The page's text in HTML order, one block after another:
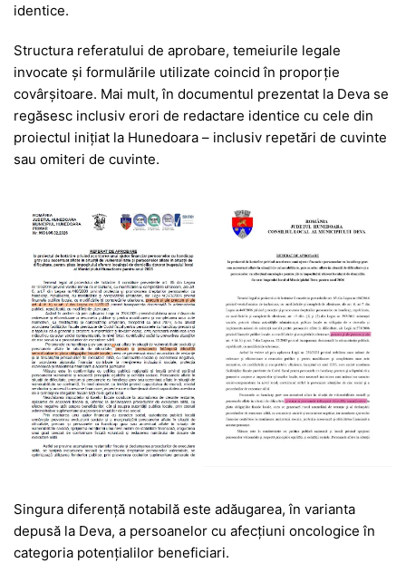
identice.
Structura referatului de aprobare, temeiurile legale
invocate și formulările utilizate coincid în proporție
covârșitoare. Mai mult, în documentul prezentat la Deva se
regăsesc inclusiv erori de redactare identice cu cele din
proiectul inițiat la Hunedoara – inclusiv repetări de cuvinte
sau omiteri de cuvinte.
Singura diferență notabilă este adăugarea, în varianta
depusă la Deva, a persoanelor cu afecțiuni oncologice în
categoria potențialilor beneficiari.